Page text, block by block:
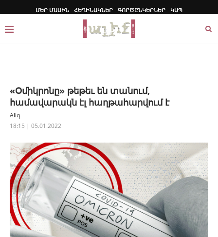
ՄԵՐ ՄԱՍԻՆ ՀԵՂԻՆԱԿՆԵՐ ԳՈՐԾԸՆԿԵՐՆԵՐ ԿԱՊ
«Օմիկրոնը» թեթեւ են տանում,
համավարակն էլ հաղթահարվում է
Aliq
18:15 | 05.01.2022